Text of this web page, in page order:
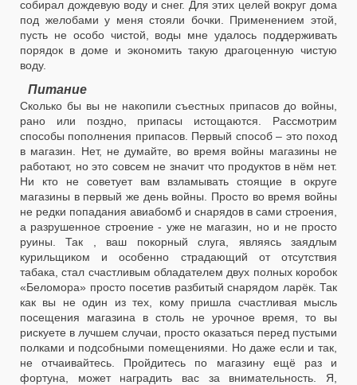
собирал дождевую воду и снег. Для этих целей вокруг дома
под желобами у меня стояли бочки. Применением этой,
пусть не особо чистой, воды мне удалось поддерживать
порядок в доме и экономить такую драгоценную чистую
воду.
Питание
Сколько бы вы не накопили съестных припасов до войны,
рано или поздно, припасы истощаются. Рассмотрим
способы пополнения припасов. Первый способ – это поход
в магазин. Нет, не думайте, во время войны магазины не
работают, но это совсем не значит что продуктов в нём нет.
Ни кто не советует вам взламывать стоящие в округе
магазины в первый же день войны. Просто во время войны
не редки попадания авиабомб и снарядов в сами строения,
а разрушенное строение - уже не магазин, но и не просто
руины. Так , ваш покорный слуга, являясь заядлым
курильщиком и особенно страдающий от отсутствия
табака, стал счастливым обладателем двух полных коробок
«Беломора» просто посетив разбитый снарядом ларёк. Так
как вы не один из тех, кому пришла счастливая мысль
посещения магазина в столь не урочное время, то вы
рискуете в лучшем случаи, просто оказаться перед пустыми
полками и подсобными помещениями. Но даже если и так,
не отчаивайтесь. Пройдитесь по магазину ещё раз и
фортуна, может наградить вас за внимательность. Я,